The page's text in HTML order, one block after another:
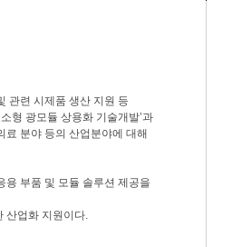
관련 시제품 생산 지원 등
형 광모듈 상용화 기술개발’과
료 분야 등의 산업분야에 대해
용 부품 및 모듈 솔루션 제공을
산업화 지원이다.